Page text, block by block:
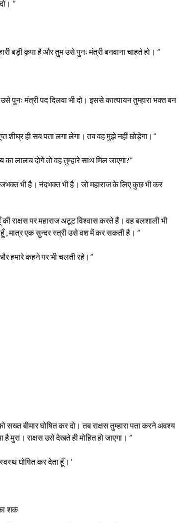
”
बड़ी कृपा है और तुम उसे पुनः मंत्री बनवाना चाहते हो। ”
पुनः मंत्री पद दिलवा भी दो। इससे कात्यायन तुम्हारा भक्त बन
शीघ्र ही सब पता लगा लेगा। तब वह मुझे नहीं छोड़ेगा।”
लालच दोगे तो वह तुम्हारे साथ मिल जाएगा?”
भी है। नंदभक्त भी है। जो महाराज के लिए कुछ भी कर
राक्षस पर महाराज अटूट विश्वास करते हैं। वह बलशाली भी
मात्र एक सुन्दर स्त्री उसे वश में कर सकती है। ”
हमारे कहने पर भी चलती रहे।”
बीमार घोषित कर दो। तब राक्षस तुम्हारा पता करने अवश्य
है मुरा। राक्षस उसे देखते ही मोहित हो जाएगा। ”
घोषित कर देता हूँ। ‘
शक